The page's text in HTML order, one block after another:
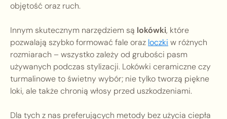
objętość oraz ruch.
Innym skutecznym narzędziem są lokówki, które
pozwalają szybko formować fale oraz loczki w różnych
rozmiarach – wszystko zależy od grubości pasm
używanych podczas stylizacji. Lokówki ceramiczne czy
turmalinowe to świetny wybór; nie tylko tworzą piękne
loki, ale także chronią włosy przed uszkodzeniami.
Dla tych z nas preferujących metody bez użycia ciepła